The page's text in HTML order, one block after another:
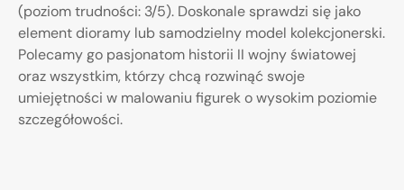
(poziom trudności: 3/5). Doskonale sprawdzi się jako
element dioramy lub samodzielny model kolekcjonerski.
Polecamy go pasjonatom historii II wojny światowej
oraz wszystkim, którzy chcą rozwinąć swoje
umiejętności w malowaniu figurek o wysokim poziomie
szczegółowości.